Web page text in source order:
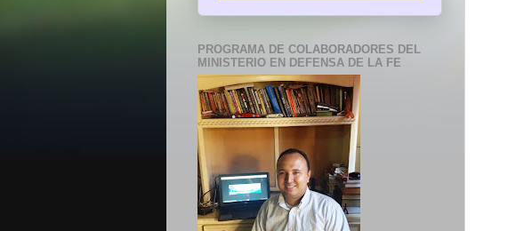
PROGRAMA DE COLABORADORES DEL
MINISTERIO EN DEFENSA DE LA FE